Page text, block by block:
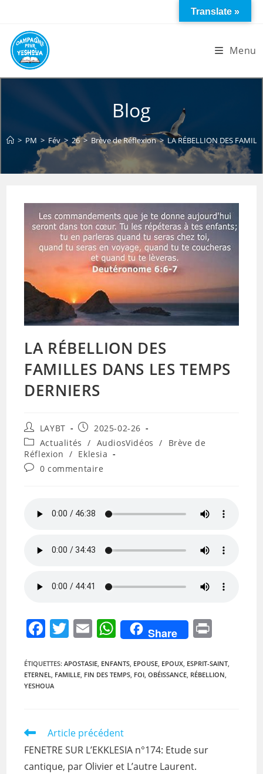
content
Menu
Blog
> PM > Fév > 26 > Brève de Réflexion > LA RÉBELLION DES
LA RÉBELLION DES
FAMILLES DANS LES TEMPS
DERNIERS
Auteur/autrice
de
la
publication :
LAYBT
Publication
publiée :
2025-02-26
Post
category:
Actualités / AudiosVidéos /
Brève de
Réflexion / Eklesia
Commentaires
0 commentaire
F
c
e
o
k
T
itt
er
E
ai
l
W
h
at
s
p
Share
t
ÉTIQUETTES:APOSTASIE ENFANTS EPOUSE EPOUX ESPRIT-SAINT
ETERNEL
FAMILLE FIN DES TEMPS FOI OBÉISSANCE RÉBELLION
YESHOUA
Read
articles
Article précédent
FENETRE SUR L’EKKLESIA n°174: Etude sur
cantique, par Olivier et L’autre Laurent.
Translate »